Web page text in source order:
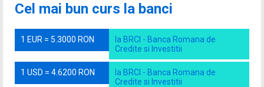
Cel mai bun curs la banci
1 EUR = 5.3000 RON
la BRCI - Banca Romana de
Credite si Investitii
1 USD = 4.6200 RON
la BRCI - Banca Romana de
Credite si Investitii